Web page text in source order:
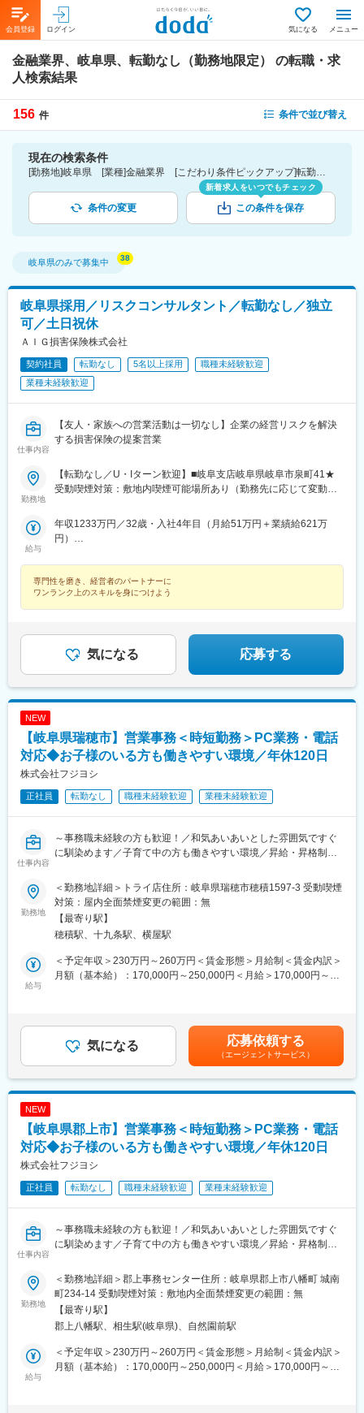
会員登録 ログイン 気になる メニュー
金融業界、岐阜県、転勤なし（勤務地限定）
の転職・求
人検索結果
156 件 条件で並び替え
現在の検索条件
[勤務地]岐阜県 [業種]金融業界 [こだわり条件ピックアップ]転勤なし（勤務地限定） [詳細条件](募集・採用情報)転勤なし（勤務地限定）
条件の変更
新着求人をいつでもチェック
この条件を保存
岐阜県のみで募集中
岐阜県採用／リスクコンサルタント／転勤なし／独立
可／土日祝休
ＡＩＧ損害保険株式会社
契約社員 転勤なし 5名以上採用
職種未経験歓迎
業種未経験歓迎
仕事内容
【友人・家族への営業活動は一切なし】企業の経営リスクを解決
する損害保険の提案営業
勤務地
【転勤なし／U・Iターン歓迎】■岐阜支店岐阜県岐阜市泉町41★
受動喫煙対策：敷地内喫煙可能場所あり（勤務先に応じて変動の
給与
年収1233万円／32歳・入社4年目（月給51万円＋業績給621万
円）
専門性を磨き、経営者のパートナーに
ワンランク上のスキルを身につけよう
気になる 応募する
NEW
【岐阜県瑞穂市】営業事務＜時短勤務＞PC業務・電話
対応◆お子様のいる方も働きやすい環境／年休120日
株式会社フジヨシ
正社員 転勤なし 職種未経験歓迎 業種未経験歓迎
仕事内容
～事務職未経験の方も歓迎！／和気あいあいとした雰囲気ですぐ
に馴染めます／子育て中の方も働きやすい環境／昇給・昇格制度
■業務内容：
地域に根差した生命保険代理店である当社において、事務職をお
任せ致します。お客様からのお問い合わせ対応や、営業メンバー
のフォローをお願いします。
■業務詳細：
・見積書や申込書の作成／送付
・計上処理
皆さんお子様がいて家庭環境に合わせて働き方を調整しておりま
す。
和気あいあいとした雰囲気で普段からコミュニケーションを取っ
います。
保険に関しての業務は覚えていただく知識も多いため最初は先輩
隣り合わせのデスクのため、困りごとがあった際にはすぐに相
談・解決できます。
■はたらき方：
て入社後すぐに時短勤務・短日数勤務を選択できる人事制度があ
ります。「子育てのためにキャリアを中断せざるを得ないのは非
勤務地
＜勤務地詳細＞トライ店住所：岐阜県瑞穂市穂積1597-3 受動喫煙
対策：屋内全面禁煙変更の範囲：無
【最寄り駅】
穂積駅、十九条駅、横屋駅
給与
＜予定年収＞230万円～260万円＜賃金形態＞月給制＜賃金内訳＞
月額（基本給）：170,000円～250,000円＜月給＞170,000円～
月給(月額)は固定手当を含めた表記です。
気になる 応募依頼する
（エージェントサービス）
NEW
【岐阜県郡上市】営業事務＜時短勤務＞PC業務・電話
対応◆お子様のいる方も働きやすい環境／年休120日
株式会社フジヨシ
正社員 転勤なし 職種未経験歓迎 業種未経験歓迎
仕事内容
～事務職未経験の方も歓迎！／和気あいあいとした雰囲気ですぐ
に馴染めます／子育て中の方も働きやすい環境／昇給・昇格制度
■業務内容：
地域に根差した生命保険代理店である当社において、事務職をお
任せ致します。お客様からのお問い合わせ対応や、営業メンバー
のフォローをお願いします。
■業務詳細：
勤務地
＜勤務地詳細＞郡上事務センター住所：岐阜県郡上市八幡町 城南
町234-14 受動喫煙対策：敷地内全面禁煙変更の範囲：無
【最寄り駅】
郡上八幡駅、相生駅(岐阜県)、自然園前駅
給与
＜予定年収＞230万円～260万円＜賃金形態＞月給制＜賃金内訳＞
月額（基本給）：170,000円～250,000円＜月給＞170,000円～